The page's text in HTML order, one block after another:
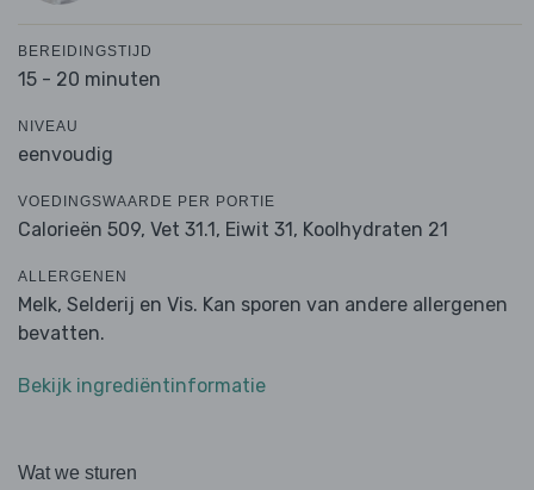
BEREIDINGSTIJD
15 - 20 minuten
NIVEAU
eenvoudig
VOEDINGSWAARDE PER PORTIE
Calorieën 509, Vet 31.1, Eiwit 31, Koolhydraten 21
ALLERGENEN
Melk, Selderij en Vis. Kan sporen van andere allergenen
bevatten.
Bekijk ingrediëntinformatie
Wat we sturen